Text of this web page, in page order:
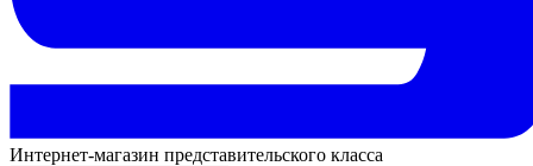
Интернет-магазин представительского класса